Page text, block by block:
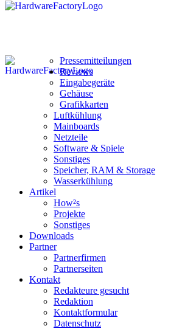
Pressemitteilungen
Reviews
Eingabegeräte
Gehäuse
Grafikkarten
Luftkühlung
Mainboards
Netzteile
Software & Spiele
Sonstiges
Speicher, RAM & Storage
Wasserkühlung
Artikel
How²s
Projekte
Sonstiges
Downloads
Partner
Partnerfirmen
Partnerseiten
Kontakt
Redakteure gesucht
Redaktion
Kontaktformular
Datenschutz